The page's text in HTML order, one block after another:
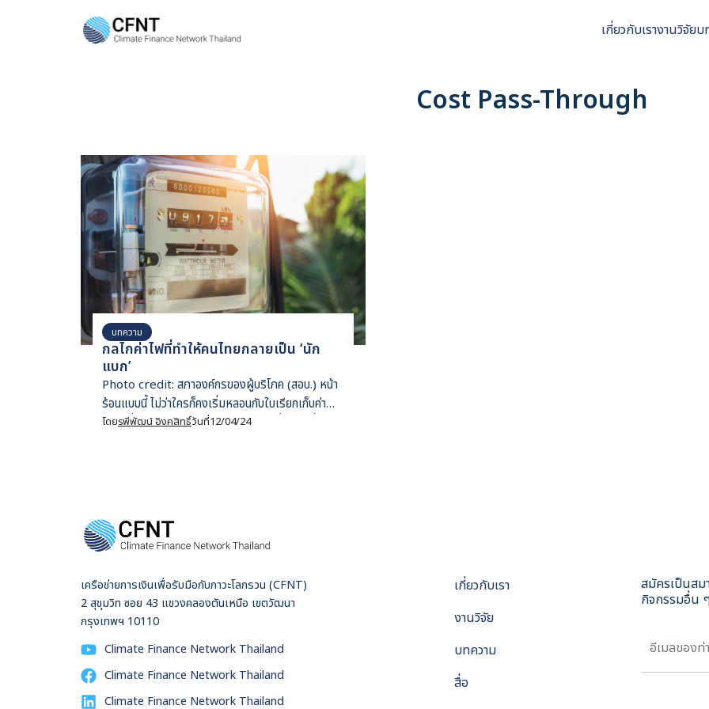
เกี่ยวกับเรางานวิจัยบ
Cost Pass-Through
บทความ
กลไกค่าไฟที่ทำให้คนไทยกลายเป็น ‘นัก
แบก’
Photo credit: สภาองค์กรของผู้บริโภค (สอบ.) หน้า
ร้อนแบบนี้ ไม่ว่าใครก็คงเริ่มหลอนกับใบเรียกเก็บค่า
ไฟฟ้าที่กำลังจะมาถึง เพราะย้อนกลับไปเมื่อต้นปีที่แล้ว
ปัญหาที่ค้างคาใจผมอยู่ตลอดเวลา จนมาวันนี้จึงพอจะ
สรุปได้ว่าปัญหาทั้งหมดทั้งมวลอาจอยู่ที่ ‘กลไกราคา’
ปัจจุบัน ที่ส่งผ่านต้นทุนทั้งหมดมายังผู้บริโภคโดยตรง
(Cost Pass-Through) ซึ่งสามารถตีความว่า
อุตสาหกรรมไฟฟ้าของไทยทั้งระบบนั้นไม่มีความเสี่ยง
และไม่มีทางขาดทุน เพราะไม่ว่าต้นทุนในการผลิตหรือ
สตางค์ก็จะส่งผ่านมายังคนไทยทุกคนแบบหารเฉลี่ย คง
ไม่ผิดนักหากจะยกย่องคนไทยว่าเป็น ‘นักแบก’ และต้อง
โดยรพีพัฒน์ อิงคสิทธิ์วันที่12/04/24
เครือข่ายการเงินเพื่อรับมือกับภาวะโลกรวน (CFNT)
2 สุขุมวิท ซอย 43 แขวงคลองตันเหนือ เขตวัฒนา
กรุงเทพฯ 10110
Climate Finance Network Thailand
Climate Finance Network Thailand
Climate Finance Network Thailand
เกี่ยวกับเรา
งานวิจัย
บทความ
สื่อ
สมัครเป็นสม
กิจกรรมอื่น